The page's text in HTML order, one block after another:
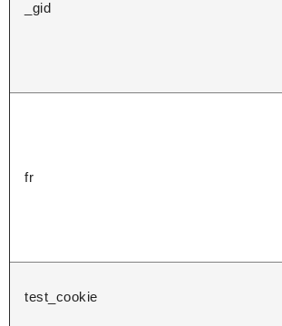
_gid
fr
test_cookie